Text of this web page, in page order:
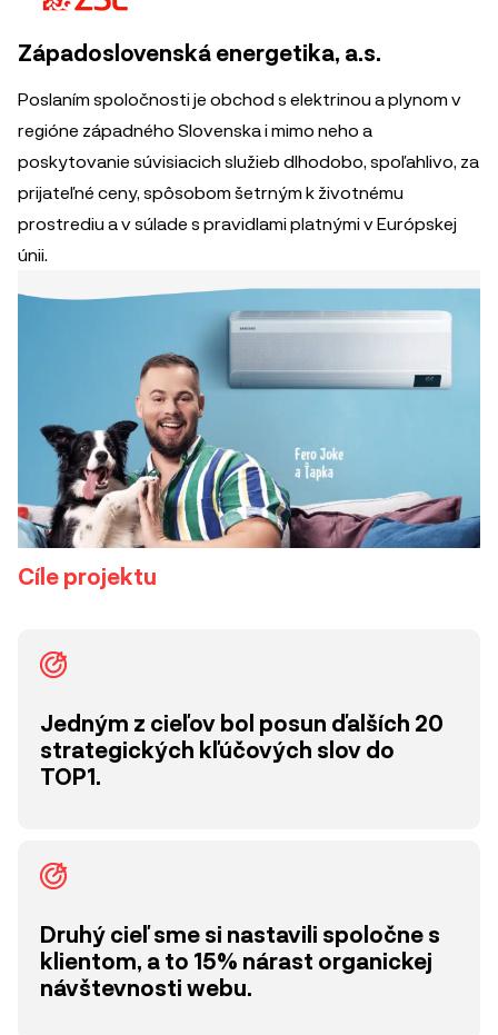
Západoslovenská energetika, a.s.
Poslaním spoločnosti je obchod s elektrinou a plynom v
regióne západného Slovenska i mimo neho a
poskytovanie súvisiacich služieb dlhodobo, spoľahlivo, za
prijateľné ceny, spôsobom šetrným k životnému
prostrediu a v súlade s pravidlami platnými v Európskej
únii.
Cíle projektu
Jedným z cieľov bol posun ďalších 20
strategických kľúčových slov do
TOP1.
Druhý cieľ sme si nastavili spoločne s
klientom, a to 15% nárast organickej
návštevnosti webu.